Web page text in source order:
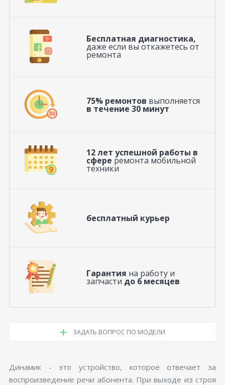
Бесплатная диагностика,
даже если вы откажетесь от
ремонта
75% ремонтов выполняется
в течение 30 минут
12 лет успешной работы в
сфере ремонта мобильной
техники
бесплатный курьер
Гарантия на работу и
запчасти до 6 месяцев
ЗАДАТЬ ВОПРОС ПО МОДЕЛИ
Динамик - это устройство, которое отвечает за
воспроизведение речи абонента. При выходе из строя